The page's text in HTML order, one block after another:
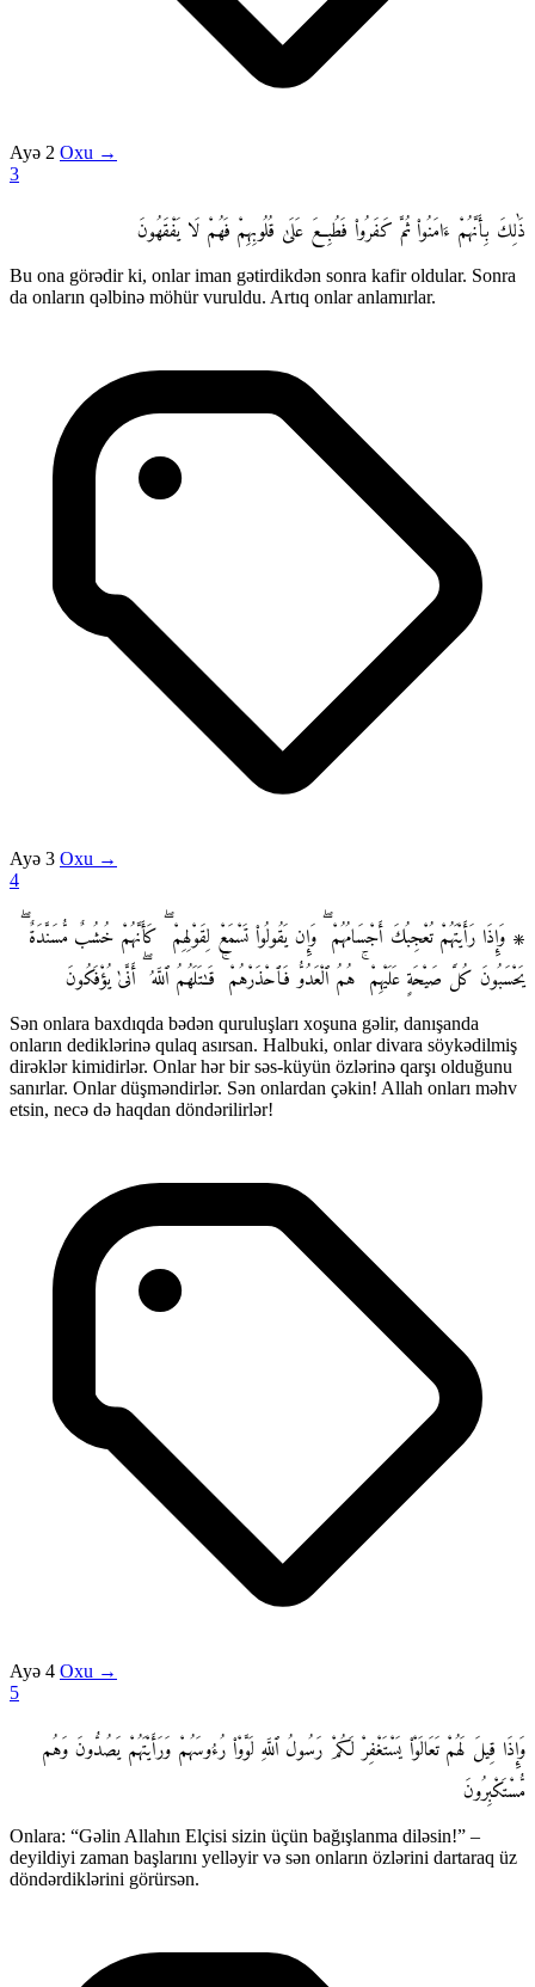
Ayə 2 Oxu →
3
ذَٰلِكَ بِأَنَّهُمْ ءَامَنُوا۟ ثُمَّ كَفَرُوا۟ فَطُبِعَ عَلَىٰ قُلُوبِهِمْ فَهُمْ لَا يَفْقَهُونَ
Bu ona görədir ki, onlar iman gətirdikdən sonra kafir oldular. Sonra
da onların qəlbinə möhür vuruldu. Artıq onlar anlamırlar.
Ayə 3 Oxu →
4
۞ وَإِذَا رَأَيْتَهُمْ تُعْجِبُكَ أَجْسَامُهُمْ ۖ وَإِن يَقُولُوا۟ تَسْمَعْ لِقَوْلِهِمْ ۖ كَأَنَّهُمْ خُشُبٌ مُّسَنَّدَةٌ ۖ
يَحْسَبُونَ كُلَّ صَيْحَةٍ عَلَيْهِمْ ۚ هُمُ ٱلْعَدُوُّ فَٱحْذَرْهُمْ ۚ قَـٰتَلَهُمُ ٱللَّهُ ۖ أَنَّىٰ يُؤْفَكُونَ
Sən onlara baxdıqda bədən quruluşları xoşuna gəlir, danışanda
onların dediklərinə qulaq asırsan. Halbuki, onlar divara söykədilmiş
dirəklər kimidirlər. Onlar hər bir səs-küyün özlərinə qarşı olduğunu
sanırlar. Onlar düşməndirlər. Sən onlardan çəkin! Allah onları məhv
etsin, necə də haqdan döndərilirlər!
Ayə 4 Oxu →
5
وَإِذَا قِيلَ لَهُمْ تَعَالَوْا۟ يَسْتَغْفِرْ لَكُمْ رَسُولُ ٱللَّهِ لَوَّوْا۟ رُءُوسَهُمْ وَرَأَيْتَهُمْ يَصُدُّونَ وَهُم
مُّسْتَكْبِرُونَ
Onlara: “Gəlin Allahın Elçisi sizin üçün bağışlanma diləsin!” –
deyildiyi zaman başlarını yelləyir və sən onların özlərini dartaraq üz
döndərdiklərini görürsən.